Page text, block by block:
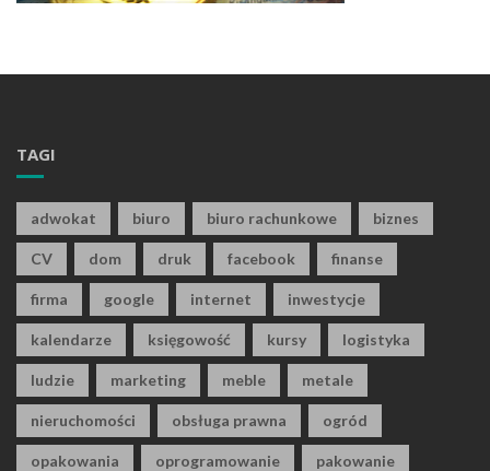
TAGI
adwokat biuro biuro rachunkowe biznes
CV dom druk facebook finanse
firma google internet inwestycje
kalendarze księgowość kursy logistyka
ludzie marketing meble metale
nieruchomości obsługa prawna ogród
opakowania oprogramowanie pakowanie